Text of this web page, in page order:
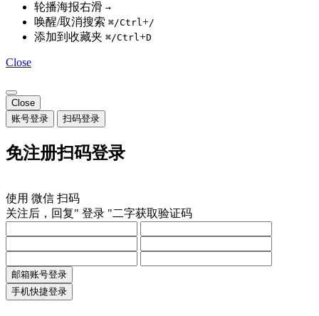
轮播海报右滑 →
唤醒/取消搜索 ⌘/Ctrl+/
添加到收藏夹 ⌘/Ctrl+D
Close
Close
账号登录
扫码登录
免注册扫码登录
使用 微信 扫码
关注后，回复" 登录 "二字获取验证码
邮箱账号登录
手机快捷登录